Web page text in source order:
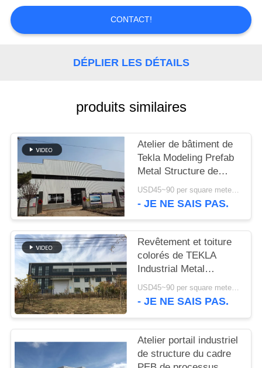
CONTRÔLE
QUALITÉ
NOUVELLES
CAS
PLAN
DU
SITE
POLITIQUE
DE
CONFIDENTIALITÉ
CONTACT!
DÉPLIER LES DÉTAILS
produits similaires
Atelier de bâtiment de
Tekla Modeling Prefab
Metal Structure de
haute résistance
USD45~90 per square meter MOQ:1000 mètres carrés
- JE NE SAIS PAS.
Revêtement et toiture
colorés de TEKLA
Industrial Metal
Workshop Building
USD45~90 per square meter MOQ:1000 mètres carrés
- JE NE SAIS PAS.
Atelier portail industriel
de structure du cadre